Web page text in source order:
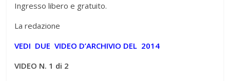
Ingresso libero e gratuito.
La redazione
VEDI DUE VIDEO D’ARCHIVIO DEL 2014
VIDEO N. 1 di 2